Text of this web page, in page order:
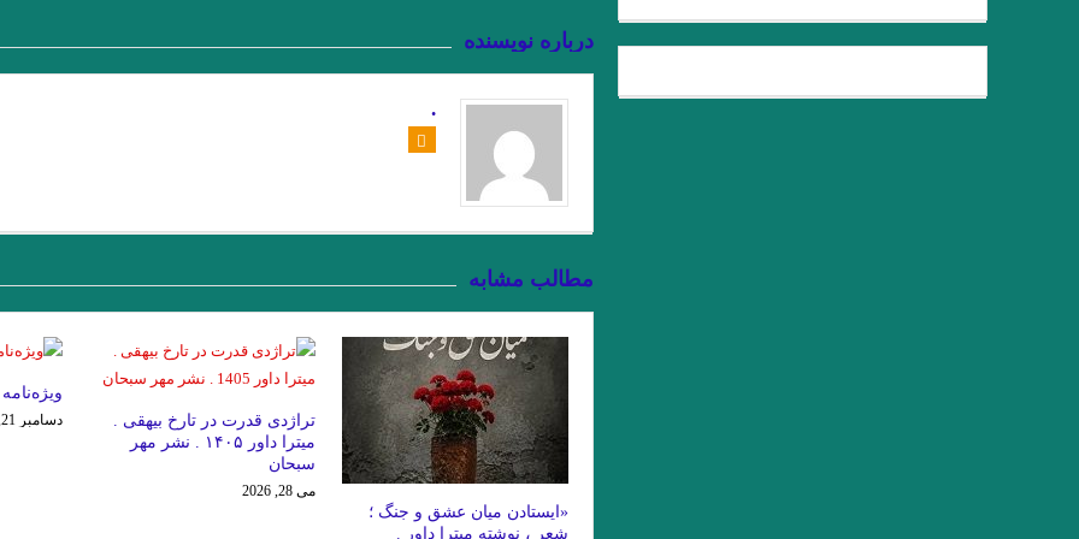
درباره نویسنده
.
مطالب مشابه
«ایستادن میان عشق و جنگ ؛
شعر ، نوشته میترا داور .
تراژدی قدرت در تارخ بیهقی .
میترا داور ۱۴۰۵ . نشر مهر
سبحان
می 28, 2026
دسامبر 21, 2025